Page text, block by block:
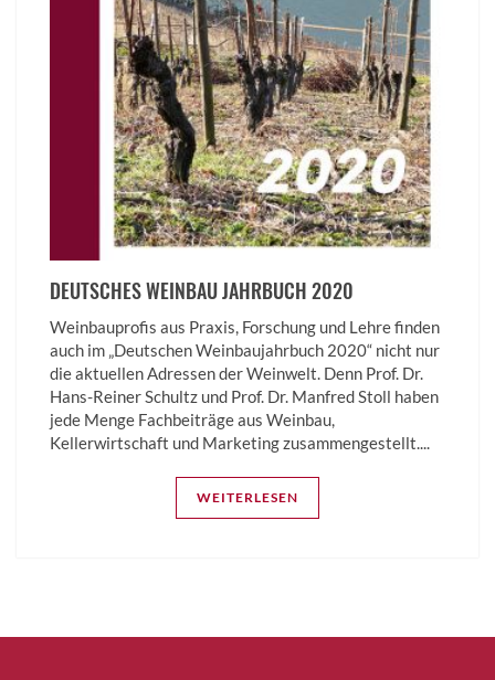
DEUTSCHES WEINBAU JAHRBUCH 2020
Weinbauprofis aus Praxis, Forschung und Lehre finden
auch im „Deutschen Weinbaujahrbuch 2020“ nicht nur
die aktuellen Adressen der Weinwelt. Denn Prof. Dr.
Hans-Reiner Schultz und Prof. Dr. Manfred Stoll haben
jede Menge Fachbeiträge aus Weinbau,
Kellerwirtschaft und Marketing zusammengestellt....
WEITERLESEN